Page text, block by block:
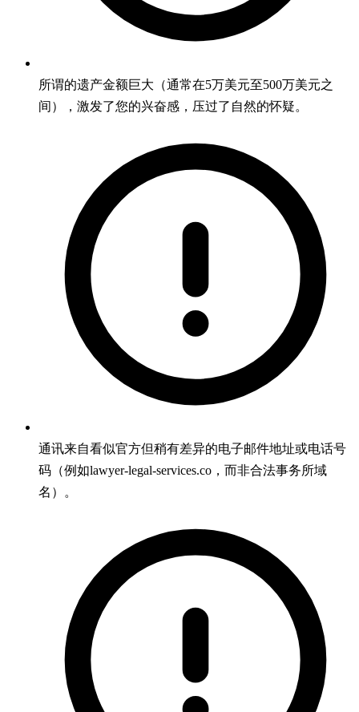
所谓的遗产金额巨大（通常在5万美元至500万美元之
间），激发了您的兴奋感，压过了自然的怀疑。
通讯来自看似官方但稍有差异的电子邮件地址或电话号
码（例如lawyer-legal-services.co，而非合法事务所域
名）。